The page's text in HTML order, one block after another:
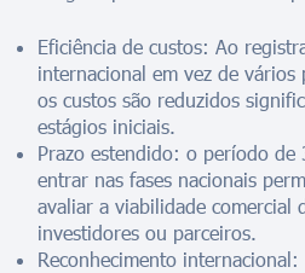
Eficiência de custos: Ao
internacional em vez de vários
os custos são reduzidos
estágios iniciais.
Prazo estendido: o período de
entrar nas fases nacionais
avaliar a viabilidade comercial
investidores ou parceiros.
Reconhecimento